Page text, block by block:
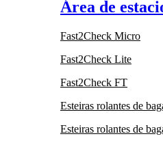
Área de
Fast2Check Micro
Fast2Check Lite
Fast2Check FT
Esteiras rolantes de
Esteiras rolantes de